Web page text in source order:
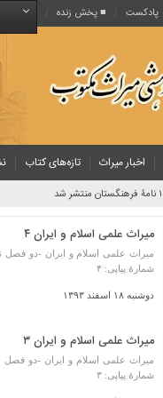
پادکست‌ ■ پخش زنده
اخبار میراث تازه‌های کتاب
میراث علمی اسلام و ایران ۴
شمارۀ پیاپی: ۴
دوشنبه ۱۸ اسفند ۱۳۹۳
میراث علمی اسلام و ایران ۳
شمارۀ پیاپی: ۳